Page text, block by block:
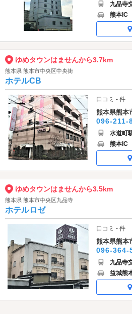
九品寺
熊本IC
ゆめタウンはませんから3.7km
熊本県 熊本市中央区中央街
ホテルCB
口コミ - 件
熊本県熊本
096-211-
水道町
熊本IC
ゆめタウンはませんから3.5km
熊本県 熊本市中央区九品寺
ホテルロゼ
口コミ - 件
熊本県熊本
096-364-
九品寺
益城熊